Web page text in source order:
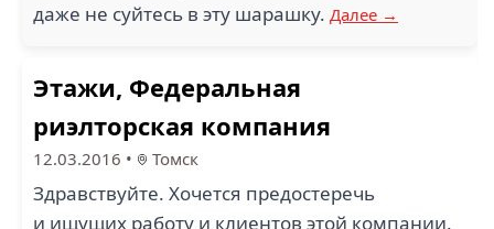
даже не суйтесь в эту шарашку. Далее →
Этажи, Федеральная
риэлторская компания
12.03.2016 • Томск
Здравствуйте. Хочется предостеречь
и ищущих работу и клиентов этой компании.